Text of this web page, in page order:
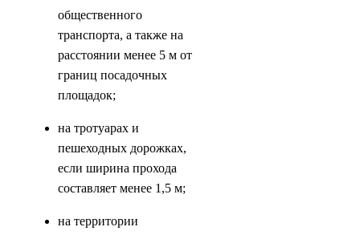
общественного
транспорта, а также на
расстоянии менее 5 м от
границ посадочных
площадок;
на тротуарах и
пешеходных дорожках,
если ширина прохода
составляет менее 1,5 м;
на территории